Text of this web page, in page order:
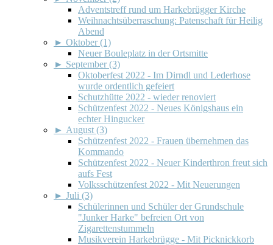
Adventstreff rund um Harkebrügger Kirche
Weihnachtsüberraschung: Patenschaft für Heilig
Abend
► Oktober (1)
Neuer Bouleplatz in der Ortsmitte
► September (3)
Oktoberfest 2022 - Im Dirndl und Lederhose
wurde ordentlich gefeiert
Schutzhütte 2022 - wieder renoviert
Schützenfest 2022 - Neues Königshaus ein
echter Hingucker
► August (3)
Schützenfest 2022 - Frauen übernehmen das
Kommando
Schützenfest 2022 - Neuer Kinderthron freut sich
aufs Fest
Volksschützenfest 2022 - Mit Neuerungen
► Juli (3)
Schülerinnen und Schüler der Grundschule
"Junker Harke" befreien Ort von
Zigarettenstummeln
Musikverein Harkebrügge - Mit Picknickkorb